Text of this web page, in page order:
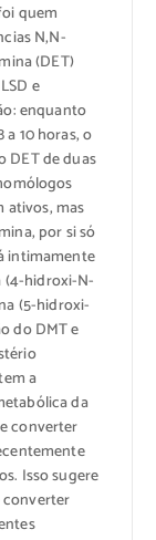
quem
N,N-
(DET)
e
enquanto
10 horas, o
DET de duas
mas
por si só
intimamente
(4-hidroxi-N-
(5-hidroxi-
do DMT e
a
da
converter
Isso sugere
converter